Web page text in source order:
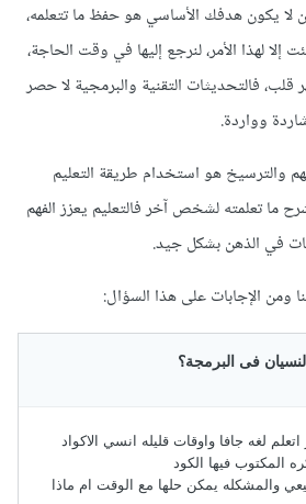
لا يكون هدفك الأساسي هو حفظ ما تتعلمه،
إلا لهذا الأمر، لنرجع إليها في وقت الحاجة،
فالتحديثات التقنية والبرمجية لا حصر
وواردة.
والترسيخ هو استخدام طريقة التعليم
ما تعلمته لشخص آخر فالتعليم يعزز الفهم
في الذهن بشكل جيد.
ومن الإجابات على هذا السؤال: